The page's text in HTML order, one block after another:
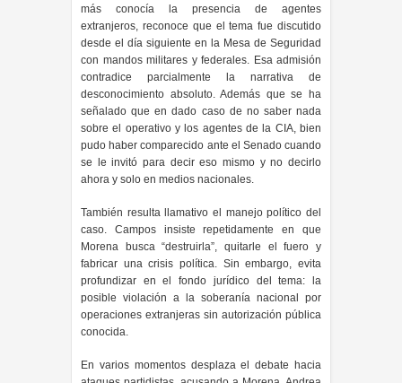
más conocía la presencia de agentes
extranjeros, reconoce que el tema fue discutido
desde el día siguiente en la Mesa de Seguridad
con mandos militares y federales. Esa admisión
contradice parcialmente la narrativa de
desconocimiento absoluto. Además que se ha
señalado que en dado caso de no saber nada
sobre el operativo y los agentes de la CIA, bien
pudo haber comparecido ante el Senado cuando
se le invitó para decir eso mismo y no decirlo
ahora y solo en medios nacionales.
También resulta llamativo el manejo político del
caso. Campos insiste repetidamente en que
Morena busca “destruirla”, quitarle el fuero y
fabricar una crisis política. Sin embargo, evita
profundizar en el fondo jurídico del tema: la
posible violación a la soberanía nacional por
operaciones extranjeras sin autorización pública
conocida.
En varios momentos desplaza el debate hacia